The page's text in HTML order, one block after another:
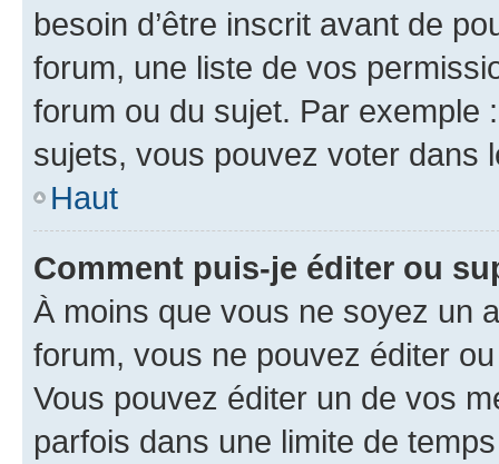
besoin d’être inscrit avant de
forum, une liste de vos
forum ou du sujet. Par exemple
sujets, vous pouvez voter dans
Haut
Comment puis-je éditer ou
À moins que vous ne soyez un
forum, vous ne pouvez éditer
Vous pouvez éditer un de vos
parfois dans une limite de